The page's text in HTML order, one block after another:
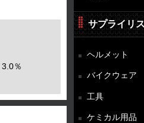
％
サプライリ
ヘルメット
バイクウェア
工具
ケミカル用品